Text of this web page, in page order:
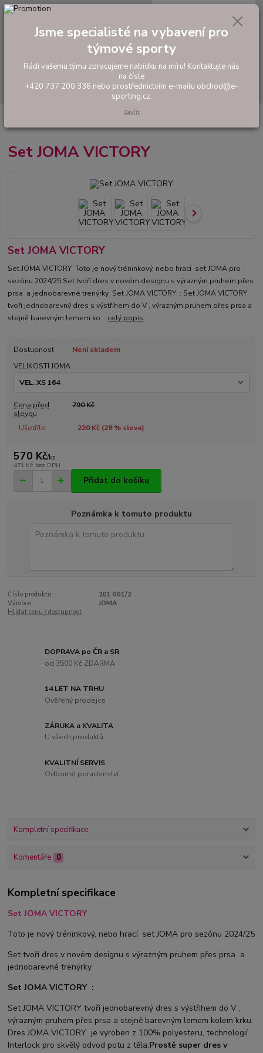
Hledat
tel: +420 737 200 336
0,00 Kč
Tréninkové oblečení
JOMA VICTORY
Set JOMA VICTORY
Set JOMA VICTORY
Set JOMA VICTORY Toto je nový tréninkový, nebo hrací set JOMA pro
sezónu 2024/25 Set tvoří dres v novém designu s výrazným pruhem přes
prsa a jednobarevné trenýrky Set JOMA VICTORY : Set JOMA VICTORY
tvoří jednobarevný dres s výstřihem do V , výrazným pruhem přes prsa a
stejně barevným lemem ko... celý popis
Dostupnost
Není skladem
VELIKOSTI JOMA
Cena před
slevou
790 Kč
Ušetříte 220 Kč (28% sleva)
570 Kč/ks
471 Kč bez DPH
Přidat do košíku
Poznámka k tomuto produktu
Číslo produktu:
201 001/2
Výrobce:
JOMA
Hlídat cenu / dostupnost
DOPRAVA po ČR a SR
od 3500 Kč ZDARMA
14 LET NA TRHU
Ověřený prodejce
ZÁRUKA a KVALITA
U všech produktů
KVALITNÍ SERVIS
Odborné poradenství
Kompletní specifikace
Komentáře 0
Kompletní specifikace
Set JOMA VICTORY
Toto je nový tréninkový, nebo hrací set JOMA pro sezónu 2024/25
Set tvoří dres v novém designu s výrazným pruhem přes prsa a
jednobarevné trenýrky
Set JOMA VICTORY :
Set JOMA VICTORY tvoří jednobarevný dres s výstřihem do V ,
výrazným pruhem přes prsa a stejně barevným lemem kolem krku.
Dres JOMA VICTORY je vyroben z 100% polyesteru, technologií
Interlock pro skvělý odvod potu z těla.Prostě super dres v
Jsme specialisté na vybavení pro
týmové sporty
Rádi vašemu týmu zpracujeme nabídku na míru! Kontaktujte nás
na čísle
+420 737 200 336 nebo prostřednictvím e-mailu obchod@e-
sporting.cz.
Zavřít